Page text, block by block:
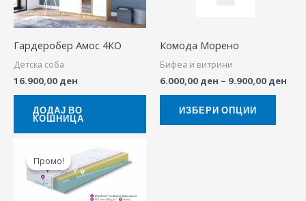
Гардеробер Амос 4КО
Детска соба
16.900,00 ден
ДОДАЈ ВО
КОШНИЦА
Комода Морено
Бифеа и витрини
6.000,00 ден – 9.900,00 ден
ИЗБЕРИ ОПЦИИ
be
Промо!
Промо!
range:
10.450,00 ден
through
20.780,00 ден
product